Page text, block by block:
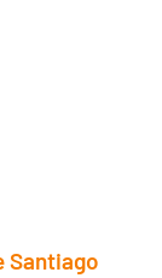
Santiago